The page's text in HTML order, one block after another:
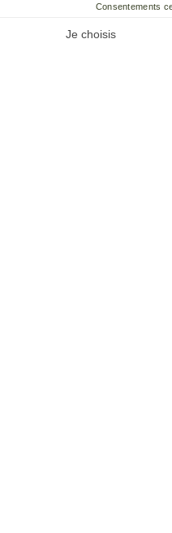
Consentements
Je choisis